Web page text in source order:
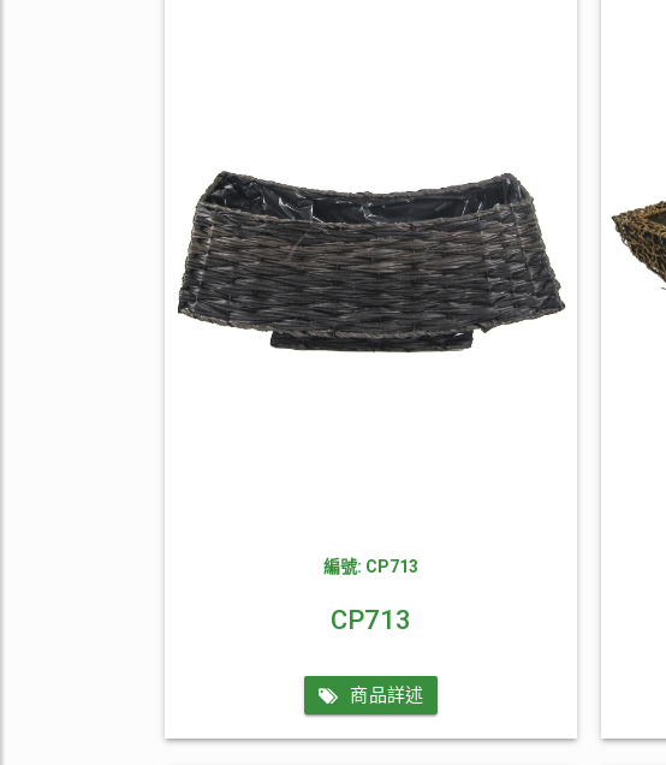
編號: CP713
CP713
商品詳述